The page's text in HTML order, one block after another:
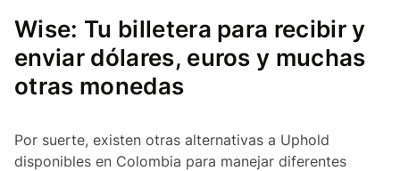
Wise: Tu billetera para recibir y
enviar dólares, euros y muchas
otras monedas
Por suerte, existen otras alternativas a Uphold
disponibles en Colombia para manejar diferentes